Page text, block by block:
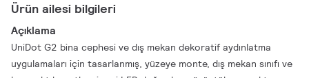
Ürün ailesi bilgileri
Açıklama
UniDot G2 bina cephesi ve dış mekan dekoratif aydınlatma
uygulamaları için tasarlanmış, yüzeye monte, dış mekan sınıfı ve